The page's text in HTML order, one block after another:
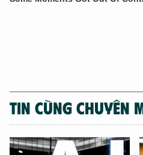
TIN CÙNG CHUYÊN
An Ninh Thủ Đô nhé.